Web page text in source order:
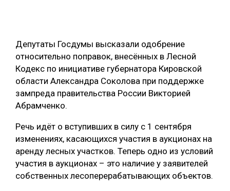
ЛОГИСТИКА
ПРОИЗВОДСТВО ДРЕВЕСНЫХ ПЛИТ
ДЕРЕВЯННОЕ ДОМОСТРОЕНИЕ
БЕЗОПАСНОЕ ПРОИЗВОДСТВО
ПОДБОРКИ СТАТЕЙ
Депутаты Госдумы высказали одобрение
относительно поправок, внесённых в Лесной
Кодекс по инициативе губернатора Кировской
области Александра Соколова при поддержке
зампреда правительства России Викторией
Абрамченко.
Речь идёт о вступивших в силу с 1 сентября
изменениях, касающихся участия в аукционах на
аренду лесных участков. Теперь одно из условий
участия в аукционах – это наличие у заявителей
собственных лесоперерабатывающих объектов.